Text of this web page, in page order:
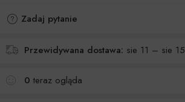
Zadaj pytanie
Przewidywana dostawa: sie 11 – sie 15
0 teraz ogląda